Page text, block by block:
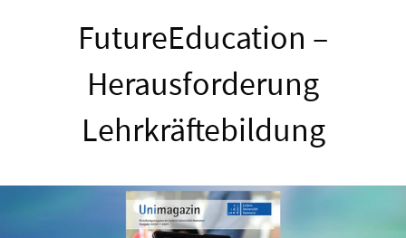
FutureEducation –
Herausforderung
Lehrkräftebildung